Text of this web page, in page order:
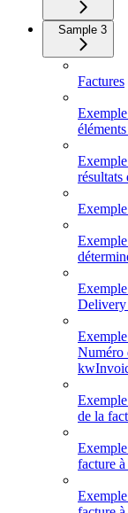
Sample 3
Factures
résultats
Delivery
Numéro
de la
facture